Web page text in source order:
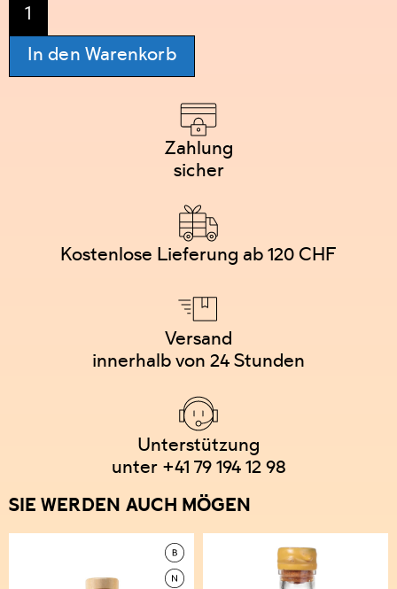
In den Warenkorb
Zahlung
sicher
Kostenlose Lieferung ab 120 CHF
Versand
innerhalb von 24 Stunden
Unterstützung
unter +41 79 194 12 98
SIE WERDEN AUCH MÖGEN